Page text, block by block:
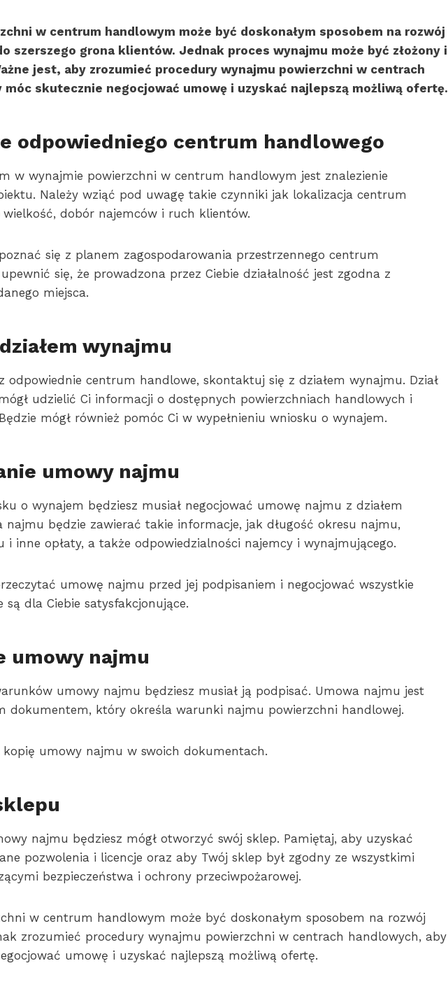
w centrum handlowym może być doskonałym sposobem na rozwój
szerszego grona klientów. Jednak proces wynajmu może być złożony i
jest, aby zrozumieć procedury wynajmu powierzchni w centrach
móc skutecznie negocjować umowę i uzyskać najlepszą możliwą ofertę.
odpowiedniego centrum handlowego
w wynajmie powierzchni w centrum handlowym jest znalezienie
Należy wziąć pod uwagę takie czynniki jak lokalizacja centrum
wielkość, dobór najemców i ruch klientów.
się z planem zagospodarowania przestrzennego centrum
się, że prowadzona przez Ciebie działalność jest zgodna z
miejsca.
wynajmu
odpowiednie centrum handlowe, skontaktuj się z działem wynajmu. Dział
udzielić Ci informacji o dostępnych powierzchniach handlowych i
mógł również pomóc Ci w wypełnieniu wniosku o wynajem.
umowy najmu
o wynajem będziesz musiał negocjować umowę najmu z działem
najmu będzie zawierać takie informacje, jak długość okresu najmu,
i inne opłaty, a także odpowiedzialności najemcy i wynajmującego.
umowę najmu przed jej podpisaniem i negocjować wszystkie
dla Ciebie satysfakcjonujące.
umowy najmu
umowy najmu będziesz musiał ją podpisać. Umowa najmu jest
dokumentem, który określa warunki najmu powierzchni handlowej.
kopię umowy najmu w swoich dokumentach.
najmu będziesz mógł otworzyć swój sklep. Pamiętaj, aby uzyskać
pozwolenia i licencje oraz aby Twój sklep był zgodny ze wszystkimi
bezpieczeństwa i ochrony przeciwpożarowej.
w centrum handlowym może być doskonałym sposobem na rozwój
zrozumieć procedury wynajmu powierzchni w centrach handlowych, aby
umowę i uzyskać najlepszą możliwą ofertę.